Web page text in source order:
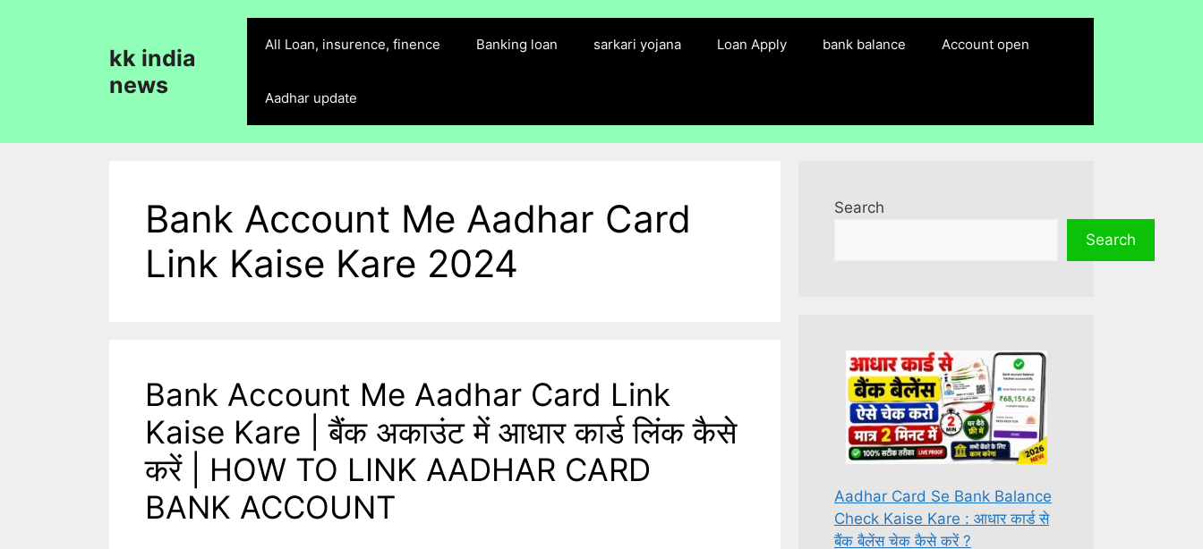
kk india
news
All Loan, insurence, finence Banking loan sarkari yojana Loan Apply bank balance Account open
Aadhar update
Bank Account Me Aadhar Card
Link Kaise Kare 2024
Bank Account Me Aadhar Card Link
Kaise Kare | बैंक अकाउंट में आधार कार्ड लिंक कैसे
करें | HOW TO LINK AADHAR CARD
BANK ACCOUNT
Search
Search
Aadhar Card Se Bank Balance
Check Kaise Kare : आधार कार्ड से
बैंक बैलेंस चेक कैसे करें ?